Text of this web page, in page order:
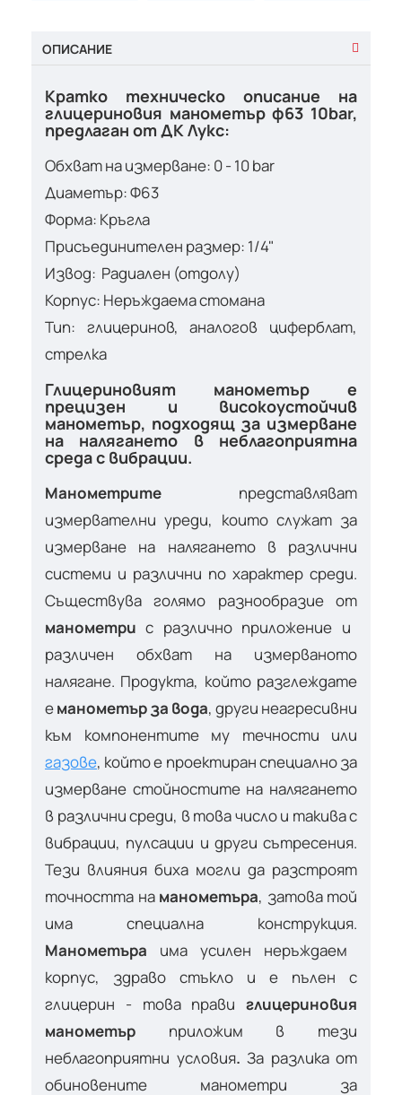
ОПИСАНИЕ
Кратко техническо описание на
глицериновия манометър ф63 10bar,
предлаган от ДК Лукс:
Обхват на измерване: 0 - 10 bar
Диаметър: Ф63
Форма: Кръгла
Присъединителен размер: 1/4"
Извод: Радиален (отдолу)
Корпус: Неръждаема стомана
Тип: глицеринов, аналогов циферблат,
стрелка
Глицериновият манометър е
прецизен и високоустойчив
манометър, подходящ за измерване
на налягането в неблагоприятна
среда с вибрации.
Манометрите представляват
измервателни уреди, които служат за
измерване на налягането в различни
системи и различни по характер среди.
Съществува голямо разнообразие от
манометри с различно приложение и
различен обхват на измерваното
налягане. Продукта, който разглеждате
еманометър за вода, други неагресивни
към компонентите му течности или
газове, който е проектиран специално за
измерване стойностите на налягането
в различни среди, в това число и такива с
вибрации, пулсации и други сътресения.
Тези влияния биха могли да разстроят
точността наманометъра, затова той
има специална конструкция.
Манометъра има усилен неръждаем
корпус, здраво стъкло и е пълен с
глицерин - това прави глицериновия
манометър приложим в тези
неблагоприятни условия. За разлика от
обиновените манометри за